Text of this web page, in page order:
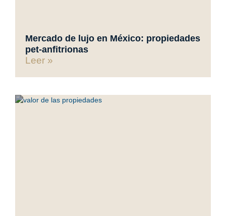
Mercado de lujo en México: propiedades
pet-anfitrionas
Leer »